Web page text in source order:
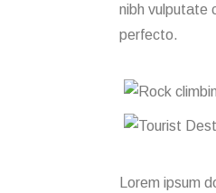
nibh vulputate
perfecto.
Lorem ipsum